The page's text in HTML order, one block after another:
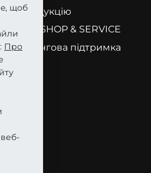
продукцію
SHOP & SERVICE
підтримка
щоб
Про